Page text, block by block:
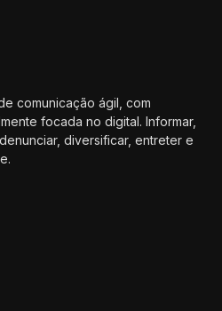
comunicação ágil, com
focada no digital. Informar,
diversificar, entreter e